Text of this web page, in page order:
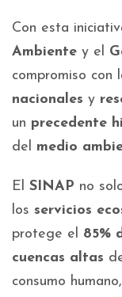
Con esta
Ambiente y el
compromiso con
nacionales y
un precedente
del medio
El SINAP no
los servicios
protege el 85%
cuencas altas
consumo